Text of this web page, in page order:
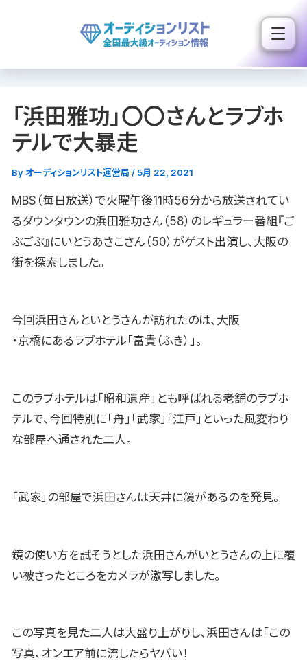
ス
「浜田雅功」〇〇さんとラブホ
テルで大暴走
By オーディションリスト運営局 / 5月 22, 2021
MBS（毎日放送）で火曜午後11時56分から放送されてい
るダウンタウンの浜田雅功さん（58）のレギュラー番組『ご
ぶごぶ』にいとうあさこさん（50）がゲスト出演し、大阪の
街を探索しました。
今回浜田さんといとうさんが訪れたのは、大阪
・京橋にあるラブホテル「富貴（ふき）」。
このラブホテルは「昭和遺産」とも呼ばれる老舗のラブホ
テルで、今回特別に「舟」「武家」「江戸」といった風変わり
な部屋へ通された二人。
「武家」の部屋で浜田さんは天井に鏡があるのを発見。
鏡の使い方を試そうとした浜田さんがいとうさんの上に覆
い被さったところをカメラが激写しました。
この写真を見た二人は大盛り上がりし、浜田さんは「この
写真、オンエア前に流したらヤバい！